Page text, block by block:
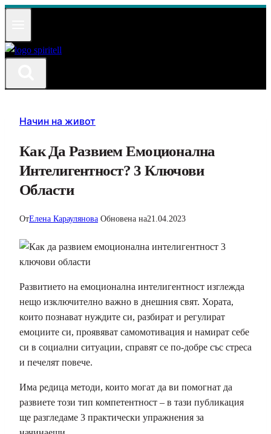
Към
Начин на живот
Как Да Развием Емоционална
Интелигентност? 3 Ключови
Области
ОтЕлена Караулянова Обновена на21.04.2023
Развитието на емоционална интелигентност изглежда
нещо изключително важно в днешния свят. Хората,
които познават нуждите си, разбират и регулират
емоциите си, проявяват самомотивация и намират себе
си в социални ситуации, справят се по-добре със стреса
и печелят повече.
Има редица методи, които могат да ви помогнат да
развиете този тип компетентност – в тази публикация
ще разгледаме 3 практически упражнения за